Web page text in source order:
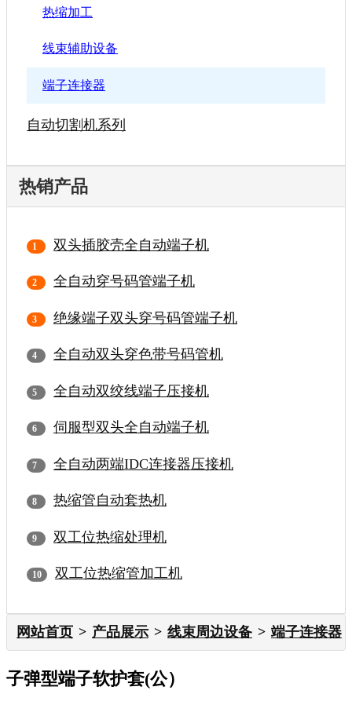
热缩加工
线束辅助设备
端子连接器
自动切割机系列
热销产品
双头插胶壳全自动端子机
全自动穿号码管端子机
绝缘端子双头穿号码管端子机
全自动双头穿色带号码管机
全自动双绞线端子压接机
伺服型双头全自动端子机
全自动两端IDC连接器压接机
热缩管自动套热机
双工位热缩处理机
双工位热缩管加工机
网站首页 产品展示 线束周边设备 端子连接器
子弹型端子软护套(公）